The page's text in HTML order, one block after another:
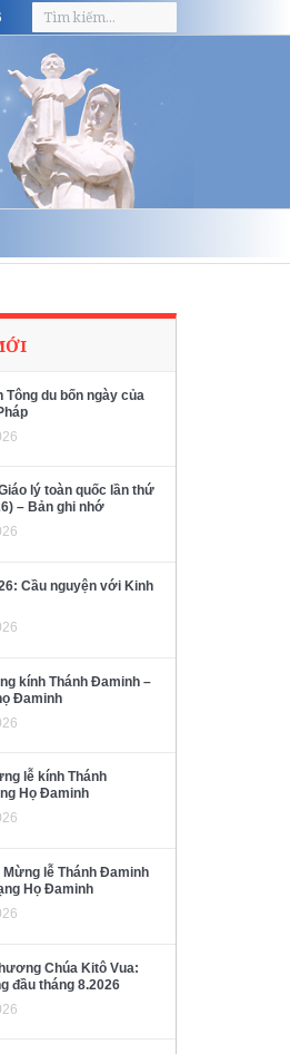
du bốn ngày của
lý toàn quốc lần thứ
– Bản ghi nhớ
Cầu nguyện với Kinh
kính Thánh Đaminh –
Đaminh
lễ kính Thánh
Họ Đaminh
lễ Thánh Đaminh
Họ Đaminh
Chúa Kitô Vua:
đầu tháng 8.2026